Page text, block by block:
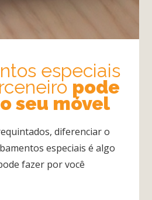
especiais
pode
seu móvel
diferenciar o
especiais é algo
fazer por você